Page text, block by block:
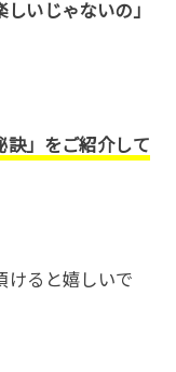
いじゃないの」
訣」をご紹介して
けると嬉しいで